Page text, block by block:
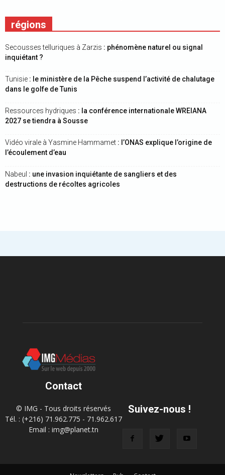
régions
Secousses telluriques à Zarzis : phénomène naturel ou signal
inquiétant ?
Tunisie : le ministère de la Pêche suspend l’activité de chalutage
dans le golfe de Tunis
Ressources hydriques : la conférence internationale WREIANA
2027 se tiendra à Sousse
Vidéo virale à Yasmine Hammamet : l’ONAS explique l’origine de
l’écoulement d’eau
Nabeul : une invasion inquiétante de sangliers et des
destructions de récoltes agricoles
Contact
© IMG - Tous droits réservés
Tél. : (+216) 71.962.775 - 71.962.617
Email : img@planet.tn
Suivez-nous !